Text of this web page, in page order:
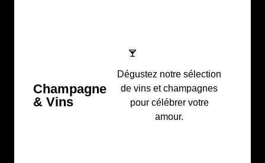
Champagne
& Vins
Dégustez notre sélection
de vins et champagnes
pour célébrer votre
amour.